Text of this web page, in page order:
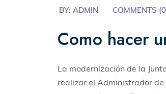
BY:ADMIN COMMENTS (0
Como hacer
La modernización de la
realizar el Administrador de